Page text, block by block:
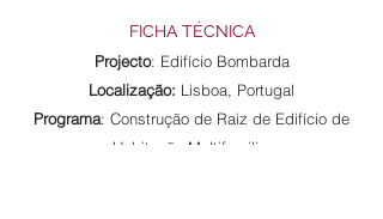
FICHA TÉCNICA
Projecto: Edifício Bombarda
Localização: Lisboa, Portugal
Programa: Construção de Raiz de Edifício de
Habitação Multifamiliar